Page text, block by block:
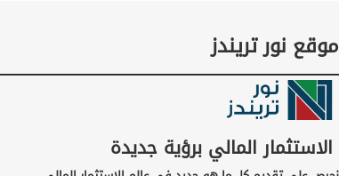
موقع نور تريندز
الاستثمار المالي برؤية جديدة